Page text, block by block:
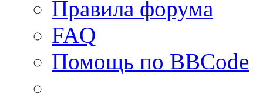
Правила форума
FAQ
Помощь по BBCode